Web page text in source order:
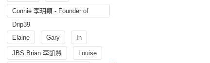
Connie 李玥穎 - Founder of
Drip39
Elaine
Gary In
JBS Brian 李凱賢 Louise